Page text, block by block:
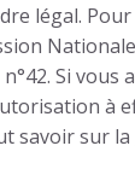
légal.
Si
à
savoir sur la